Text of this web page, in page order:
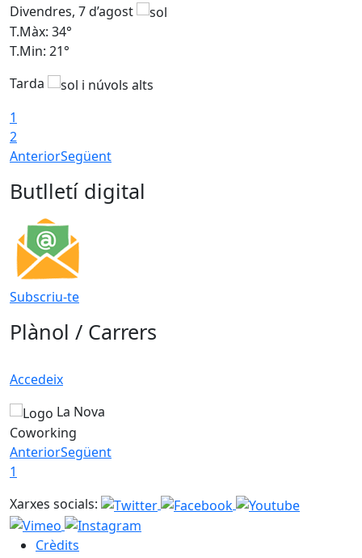
Divendres, 7 d’agost
T.Màx: 34°
T.Min: 21°
Tarda
1
2
AnteriorSegüent
Butlletí digital
Subscriu-te
Plànol / Carrers
Accedeix
La Nova
Coworking
AnteriorSegüent
1
Xarxes socials:
Crèdits